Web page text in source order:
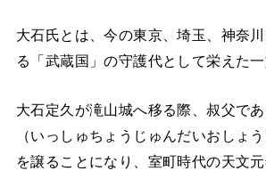
大石氏とは、今の東京、埼玉、神奈
る「武蔵国」の守護代として栄えた一
大石定久が滝山城へ移る際、叔父で
（いっしゅちょうじゅんだいおしょ
を譲ることになり、室町時代の天文元